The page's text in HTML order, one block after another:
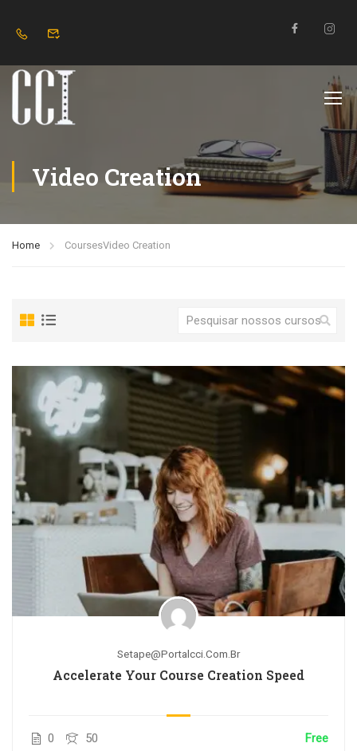
Video Creation
Home CoursesVideo Creation
Setape@portalcci.com.br
Accelerate Your Course Creation Speed
0 50 Free